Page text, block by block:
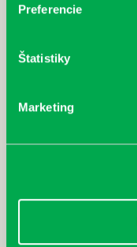
Preferencie
Štatistiky
Marketing
nezastaviteľný